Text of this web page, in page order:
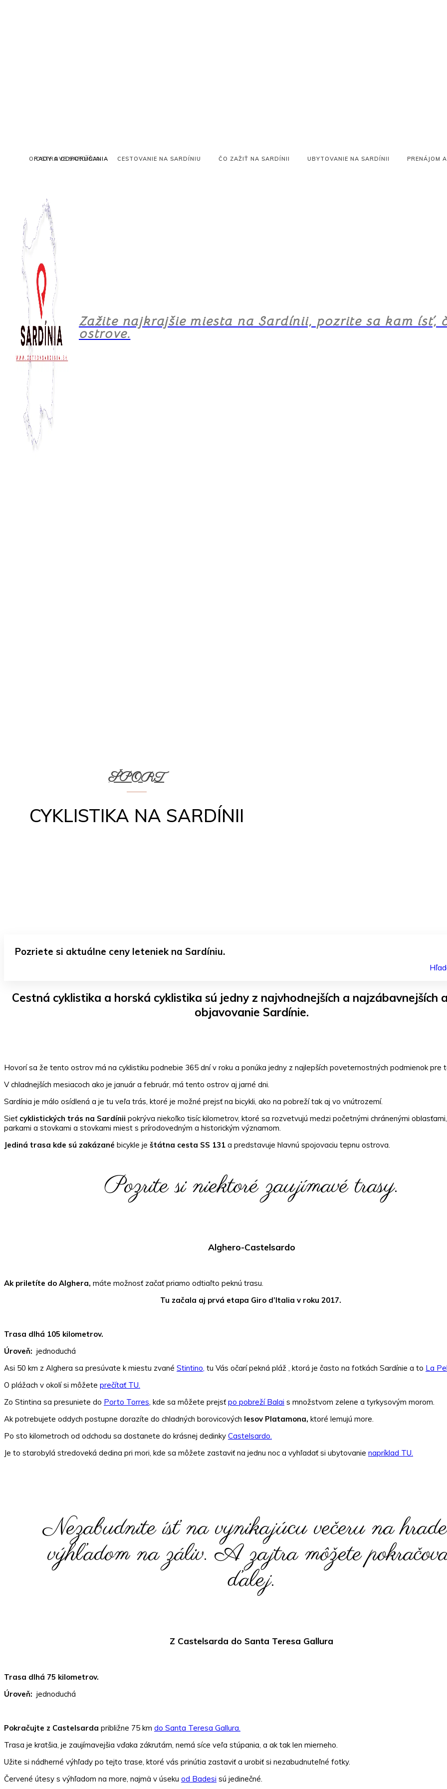
RADY A ODPORÚČANIA
O OSTROVE SARDÍNIA CESTOVANIE NA SARDÍNIU ČO ZAŽIŤ NA SARDÍNII UBYTOVANIE NA SARDÍNII PRENÁJOM
Zažite najkrajšie miesta na Sardínii, pozrite sa kam ísť,
ostrove.
ŠPORT
CYKLISTIKA NA SARDÍNII
Pozriete si aktuálne ceny leteniek na Sardíniu.
Cestná cyklistika a horská cyklistika sú jedny z najvhodnejších a najzábavnejších
objavovanie Sardínie.
Hovorí sa že tento ostrov má na cyklistiku podnebie 365 dní v roku a ponúka jedny z najlepších poveternostných podmienok pre
V chladnejších mesiacoch ako je január a február, má tento ostrov aj jarné dni.
Sardínia je málo osídlená a je tu veľa trás, ktoré je možné prejsť na bicykli, ako na pobreží tak aj vo vnútrozemí.
Sieť cyklistických trás na Sardínii pokrýva niekoľko tisíc kilometrov, ktoré sa rozvetvujú medzi početnými chránenými
parkami a stovkami a stovkami miest s prírodovedným a historickým významom.
Jediná trasa kde sú zakázané bicykle je štátna cesta SS 131 a predstavuje hlavnú spojovaciu tepnu ostrova.
Pozrite si niektoré zaujímavé trasy.
Alghero-Castelsardo
Ak priletíte do Alghera, máte možnosť začať priamo odtiaľto peknú trasu.
Tu začala aj prvá etapa Giro d’Italia v roku 2017.
Trasa dlhá 105 kilometrov.
Úroveň: jednoduchá
Asi 50 km z Alghera sa presúvate k miestu zvané Stintino, tu Vás očarí pekná pláž , ktorá je často na fotkách Sardínie a to La
O plážach v okolí si môžete prečítať TU.
Zo Stintina sa presuniete do Porto Torres , kde sa môžete prejsť po pobreží Balai s množstvom zelene a tyrkysovým morom.
Ak potrebujete oddych postupne dorazíte do chladných borovicových lesov Platamona, ktoré lemujú more.
Po sto kilometroch od odchodu sa dostanete do krásnej dedinky Castelsardo.
Je to starobylá stredoveká dedina pri mori, kde sa môžete zastaviť na jednu noc a vyhľadať si ubytovanie napríklad TU.
Nezabudnite ísť na vynikajúcu večeru na
výhľadom na záliv. A zajtra môžete
ďalej.
Z Castelsarda do Santa Teresa Gallura
Trasa dlhá 75 kilometrov.
Úroveň: jednoduchá
Pokračujte z Castelsarda približne 75 km do Santa Teresa Gallura.
Trasa je kratšia, je zaujímavejšia vďaka zákrutám, nemá síce veľa stúpania, a ak tak len mierneho.
Užite si nádherné výhľady po tejto trase, ktoré vás prinútia zastaviť a urobiť si nezabudnuteľné fotky.
Červené útesy s výhľadom na more, najmä v úseku od Badesi sú jedinečné.